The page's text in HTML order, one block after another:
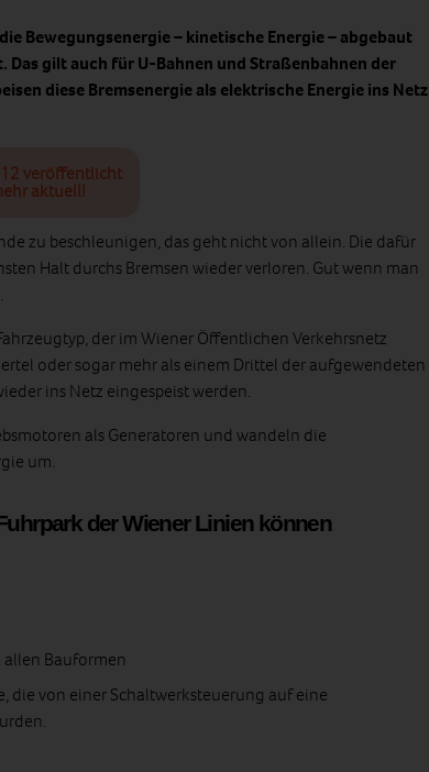
Bewegungsenergie – kinetische Energie – abgebaut
Das gilt auch für U-Bahnen und Straßenbahnen der
diese Bremsenergie als elektrische Energie ins Netz
veröffentlicht
aktuell!
zu beschleunigen, das geht nicht von allein. Die dafür
Halt durchs Bremsen wieder verloren. Gut wenn man
der im Wiener Öffentlichen Verkehrsnetz
oder sogar mehr als einem Drittel der aufgewendeten
ins Netz eingespeist werden.
als Generatoren und wandeln die
um.
der Wiener Linien können
Bauformen
die von einer Schaltwerksteuerung auf eine